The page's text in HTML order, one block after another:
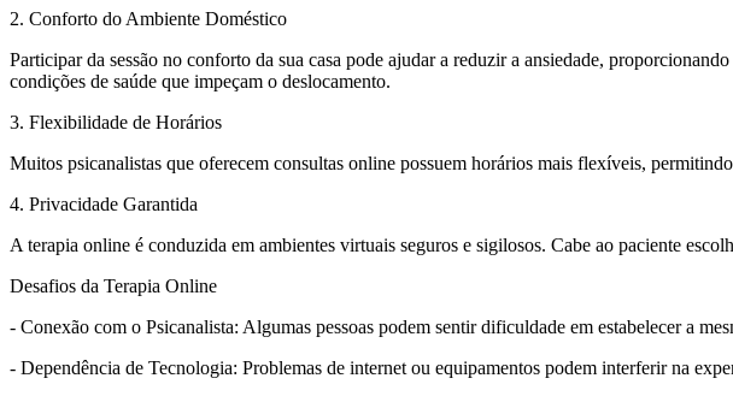
2. Conforto do Ambiente Doméstico
Participar da sessão no conforto da sua casa pode ajudar a reduzir a ansiedade,
condições de saúde que impeçam o deslocamento.
3. Flexibilidade de Horários
Muitos psicanalistas que oferecem consultas online possuem horários mais flexíveis,
4. Privacidade Garantida
A terapia online é conduzida em ambientes virtuais seguros e sigilosos. Cabe ao paciente
Desafios da Terapia Online
- Conexão com o Psicanalista: Algumas pessoas podem sentir dificuldade em estabelecer a
- Dependência de Tecnologia: Problemas de internet ou equipamentos podem interferir na